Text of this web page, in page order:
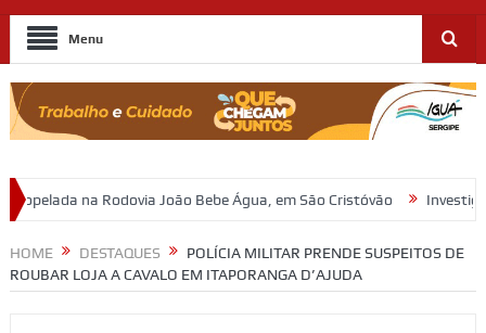
Menu
Bebe Água, em São Cristóvão Investigação da Polícia Civil
HOME DESTAQUES
POLÍCIA MILITAR PRENDE SUSPEITOS DE
ROUBAR LOJA A CAVALO EM ITAPORANGA D’AJUDA